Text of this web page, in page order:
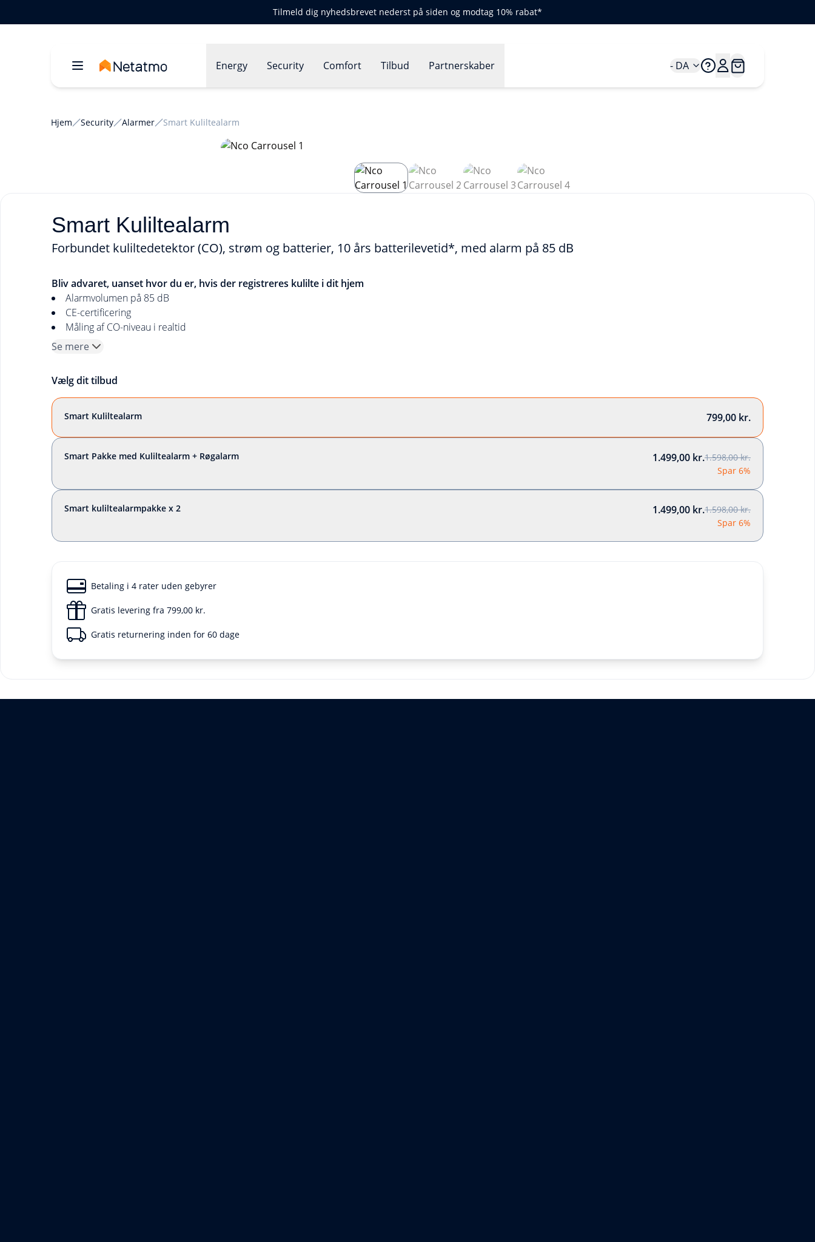
Tilmeld dig nyhedsbrevet nederst på siden og modtag 10% rabat*
Energy Security Comfort Tilbud Partnerskaber - DA
Hjem Security Alarmer Smart Kuliltealarm
Smart Kuliltealarm
Forbundet kuliltedetektor (CO), strøm og batterier, 10 års batterilevetid*, med alarm på 85 dB
Bliv advaret, uanset hvor du er, hvis der registreres kulilte i dit hjem
Alarmvolumen på 85 dB
CE-certificering
Måling af CO-niveau i realtid
Se mere
Vælg dit tilbud
Smart Kuliltealarm 799,00 kr.
Smart Pakke med Kuliltealarm + Røgalarm 1.499,00 kr.1.598,00 kr.
Spar 6%
Smart kuliltealarmpakke x 2 1.499,00 kr.1.598,00 kr.
Spar 6%
Betaling i 4 rater uden gebyrer
Gratis levering fra 799,00 kr.
Gratis returnering inden for 60 dage